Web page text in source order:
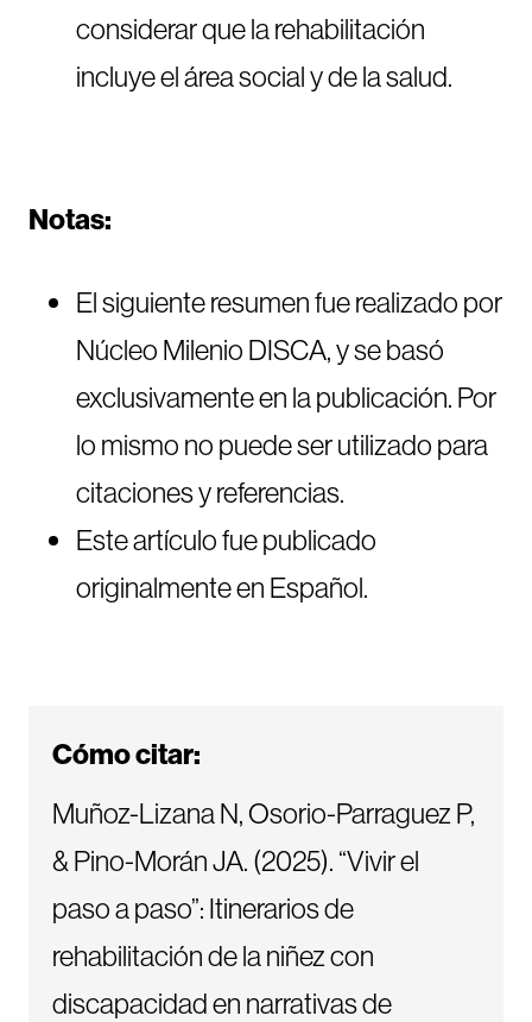
considerar que la rehabilitación
incluye el área social y de la salud.
Notas:
El siguiente resumen fue realizado por
Núcleo Milenio DISCA, y se basó
exclusivamente en la publicación. Por
lo mismo no puede ser utilizado para
citaciones y referencias.
Este artículo fue publicado
originalmente en Español.
Cómo citar:
Muñoz-Lizana N, Osorio-Parraguez P,
& Pino-Morán JA. (2025). “Vivir el
paso a paso”: Itinerarios de
rehabilitación de la niñez con
discapacidad en narrativas de